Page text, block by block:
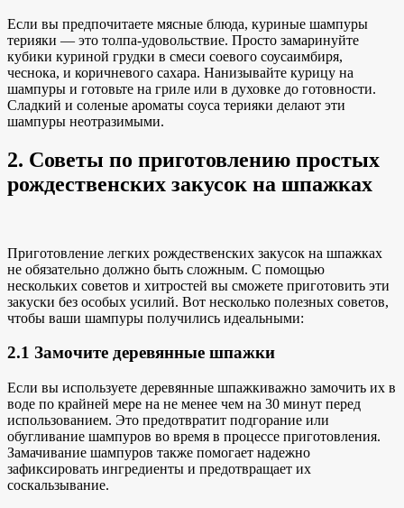
Если вы предпочитаете мясные блюда, куриные шампуры
терияки — это толпа-удовольствие. Просто замаринуйте
кубики куриной грудки в смеси соевого соусаимбиря,
чеснока, и коричневого сахара. Нанизывайте курицу на
шампуры и готовьте на гриле или в духовке до готовности.
Сладкий и соленые ароматы соуса терияки делают эти
шампуры неотразимыми.
2. Советы по приготовлению простых
рождественских закусок на шпажках
Приготовление легких рождественских закусок на шпажках
не обязательно должно быть сложным. С помощью
нескольких советов и хитростей вы сможете приготовить эти
закуски без особых усилий. Вот несколько полезных советов,
чтобы ваши шампуры получились идеальными:
2.1 Замочите деревянные шпажки
Если вы используете деревянные шпажкиважно замочить их в
воде по крайней мере на не менее чем на 30 минут перед
использованием. Это предотвратит подгорание или
обугливание шампуров во время в процессе приготовления.
Замачивание шампуров также помогает надежно
зафиксировать ингредиенты и предотвращает их
соскальзывание.